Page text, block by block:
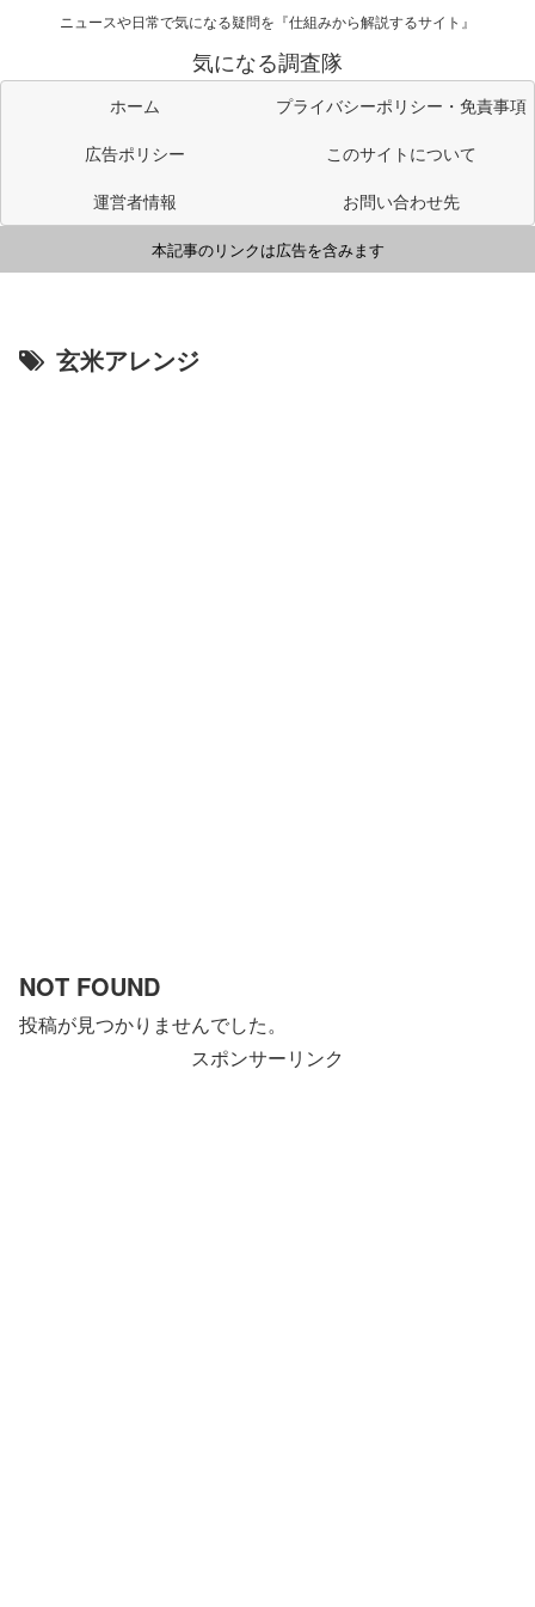
ニュースや日常で気になる疑問を『仕組みから解説するサイト』
気になる調査隊
ホーム
プライバシーポリシー・免責事項
広告ポリシー
このサイトについて
運営者情報
お問い合わせ先
本記事のリンクは広告を含みます
玄米アレンジ
NOT FOUND
投稿が見つかりませんでした。
スポンサーリンク